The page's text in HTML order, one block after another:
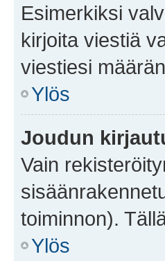
Esimerkiksi
kirjoita viestiä
viestiesi
Ylös
Joudun
Vain
toiminnon).
Ylös